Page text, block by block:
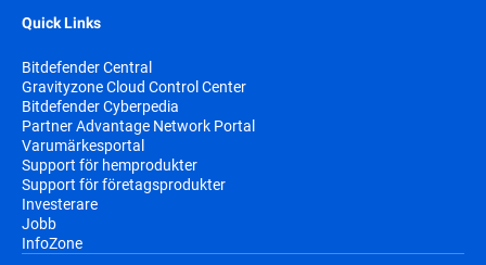
Quick Links
Bitdefender Central
Gravityzone Cloud Control Center
Bitdefender Cyberpedia
Partner Advantage Network Portal
Varumärkesportal
Support för hemprodukter
Support för företagsprodukter
Investerare
Jobb
InfoZone